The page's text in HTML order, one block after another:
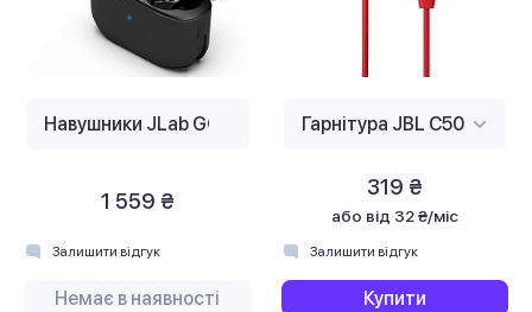
1 559 ₴
Залишити відгук
Немає в наявності
319 ₴
або від 32 ₴/міс
Залишити відгук
Купити